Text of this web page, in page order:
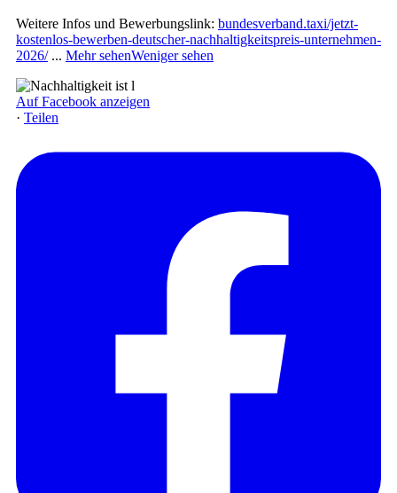
Weitere Infos und Bewerbungslink: bundesverband.taxi/jetzt-
kostenlos-bewerben-deutscher-nachhaltigkeitspreis-unternehmen-
2026/ ... Mehr sehenWeniger sehen
Auf Facebook anzeigen
· Teilen